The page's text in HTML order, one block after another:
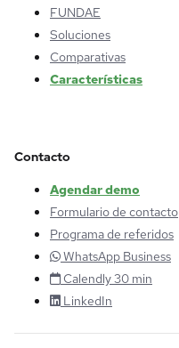
FUNDAE
Soluciones
Comparativas
Características
Contacto
Agendar demo
Formulario de contacto
Programa de referidos
WhatsApp Business
Calendly 30 min
LinkedIn